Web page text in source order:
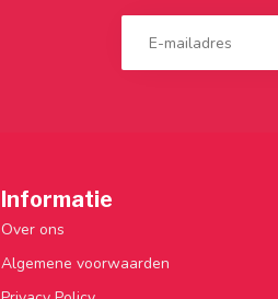
Informatie
Over ons
Algemene voorwaarden